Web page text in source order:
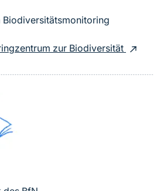
Biodiversitätsmonitoring
zur Biodiversität